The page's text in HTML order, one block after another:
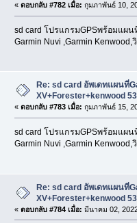
« ตอบกลับ #782 เมื่อ: กุมภาพันธ์ 10,
sd card โปรแกรมGPSพร้อมแผน
Garmin Nuvi ,Garmin
Re: sd card อัพเดทแผนที่
XV+Forester+kenwood
« ตอบกลับ #783 เมื่อ: กุมภาพันธ์ 15,
sd card โปรแกรมGPSพร้อมแผน
Garmin Nuvi ,Garmin
Re: sd card อัพเดทแผนที่
XV+Forester+kenwood
« ตอบกลับ #784 เมื่อ: มีนาคม 02,